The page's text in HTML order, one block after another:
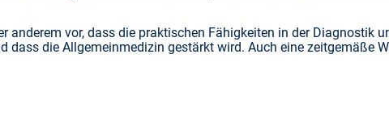
anderem vor, dass die praktischen Fähigkeiten in der Diagnostik
dass die Allgemeinmedizin gestärkt wird. Auch eine zeitgemäße